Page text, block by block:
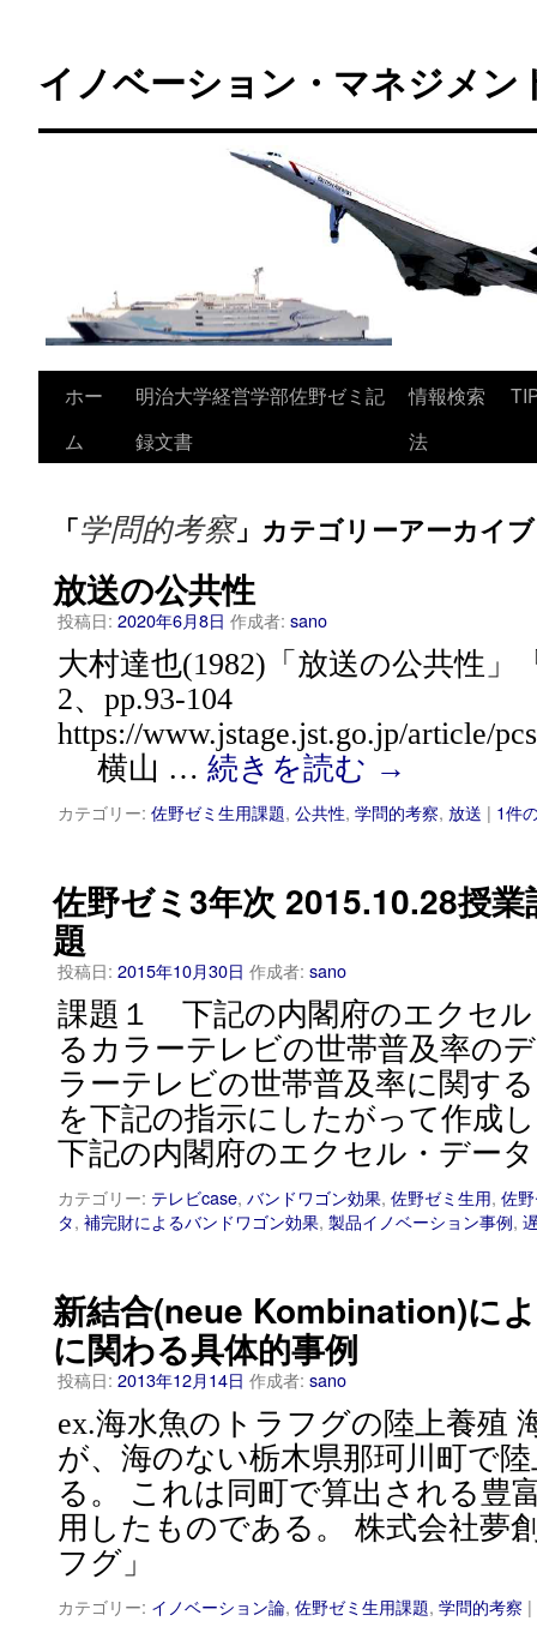
テ
イノベーション・マネジメン
ホー
ム
明治大学経営学部佐野ゼミ記
録文書
情報検索
法
「学問的考察」カテゴリーアーカイブ
放送の公共性
投稿日: 2020年6月8日 作成者: sano
大村達也(1982)「放送の公共性」
2、pp.93-104
https://www.jstage.jst.go.jp/article/
横山 … 続きを読む →
カテゴリー: 佐野ゼミ生用課題, 公共性, 学問的考察, 放送 | 1件
佐野ゼミ3年次 2015.10.28授
題
投稿日: 2015年10月30日 作成者: sano
課題１ 下記の内閣府のエクセ
るカラーテレビの世帯普及率の
ラーテレビの世帯普及率に関す
を下記の指示にしたがって作
下記の内閣府のエクセル・デー
カテゴリー: テレビcase, バンドワゴン効果, 佐野ゼミ生用, 佐
タ, 補完財によるバンドワゴン効果, 製品イノベーション事例,
新結合(neue Kombination)に
に関わる具体的事例
投稿日: 2013年12月14日 作成者: sano
ex.海水魚のトラフグの陸上養殖
が、海のない栃木県那珂川町で
る。 これは同町で算出される豊
用したものである。 株式会社夢
フグ」
カテゴリー: イノベーション論, 佐野ゼミ生用課題, 学問的考察 |